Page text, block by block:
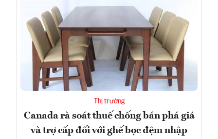
Thị trường
Canada rà soát thuế chống bán phá giá
và trợ cấp đối với ghế bọc đệm nhập